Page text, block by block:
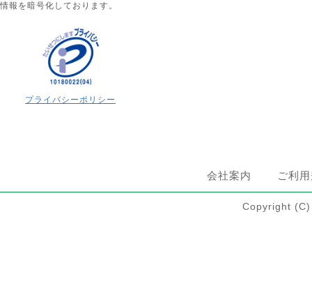
情報を暗号化しております。
プライバシーポリシー
会社案内 ご利
Copyright